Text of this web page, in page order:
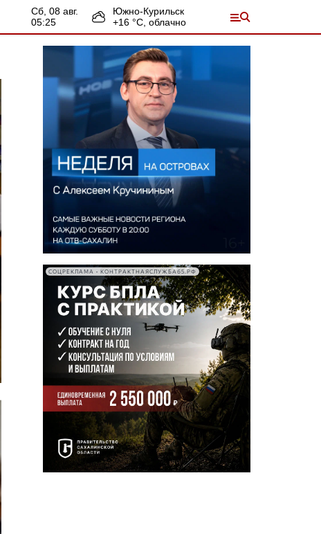
сб, 08 авг.
05:25
Южно-Курильск
+16 °С, облачно
СОЦРЕКЛАМА • КОНТРАКТНАЯСЛУЖБА65.РФ